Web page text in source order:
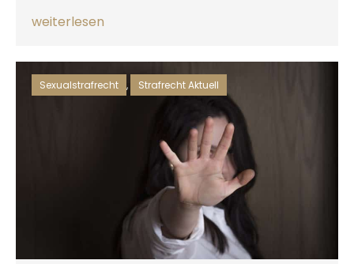
weiterlesen
Sexualstrafrecht , Strafrecht Aktuell